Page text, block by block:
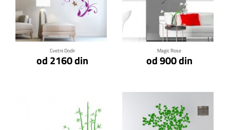
Cvetni Dodir
od 2160 din
Klikni za detalje
Magic Rose
od 900 din
Klikni za detalje